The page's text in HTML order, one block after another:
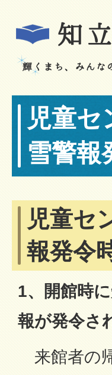
児童
雪警報
児童セ
報発令
1、開館時
報が発令さ
来館者の